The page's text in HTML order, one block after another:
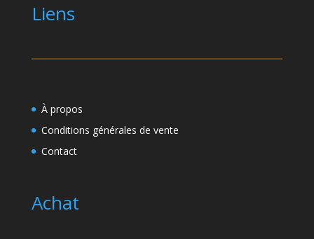
Liens
À propos
Conditions générales de vente
Contact
Achat